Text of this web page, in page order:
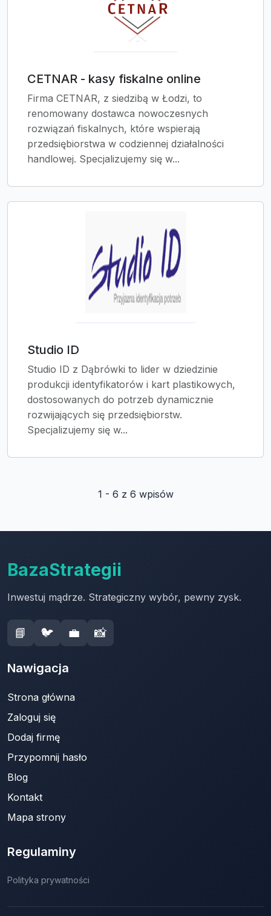
CETNAR - kasy fiskalne online
Firma CETNAR, z siedzibą w Łodzi, to
renomowany dostawca nowoczesnych
rozwiązań fiskalnych, które wspierają
przedsiębiorstwa w codziennej działalności
handlowej. Specjalizujemy się w...
Studio ID
Studio ID z Dąbrówki to lider w dziedzinie
produkcji identyfikatorów i kart plastikowych,
dostosowanych do potrzeb dynamicznie
rozwijających się przedsiębiorstw.
Specjalizujemy się w...
1 - 6 z 6 wpisów
BazaStrategii
Inwestuj mądrze. Strategiczny wybór, pewny zysk.
📘 🐦 💼 📸
Nawigacja
Strona główna
Zaloguj się
Dodaj firmę
Przypomnij hasło
Blog
Kontakt
Mapa strony
Regulaminy
Polityka prywatności